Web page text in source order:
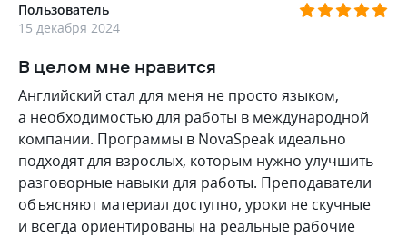
Пользователь
15 декабря 2024
В целом мне нравится
Английский стал для меня не просто языком,
а необходимостью для работы в международной
компании. Программы в NovaSpeak идеально
подходят для взрослых, которым нужно улучшить
разговорные навыки для работы. Преподаватели
объясняют материал доступно, уроки не скучные
и всегда ориентированы на реальные рабочие